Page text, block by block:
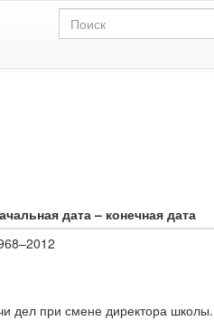
дата – конечная дата
при смене директора